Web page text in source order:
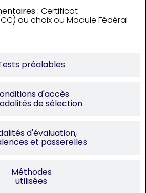
préalables
d'accès
de sélection
d'évaluation,
et passerelles
Méthodes
utilisées
: Certificat
au choix ou Module Fédéral